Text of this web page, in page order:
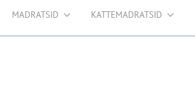
MADRATSID KATTEMADRATSID